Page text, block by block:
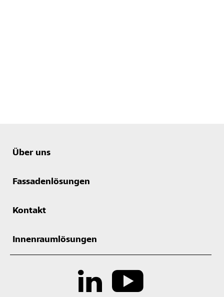
Über uns
Fassadenlösungen
Kontakt
Innenraumlösungen